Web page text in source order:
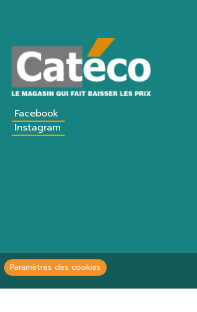
Facebook
Instagram
Paramètres des cookies